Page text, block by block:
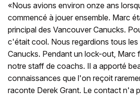
«Nous avions environ onze ans
commencé à jouer ensemble. Marc
principal des Vancouver Canucks.
c'était cool. Nous regardions tous les
Canucks. Pendant un lock-out, Marc
notre staff de coachs. Il a apporté
connaissances que l'on reçoit
raconte Derek Grant. Le contact n'a